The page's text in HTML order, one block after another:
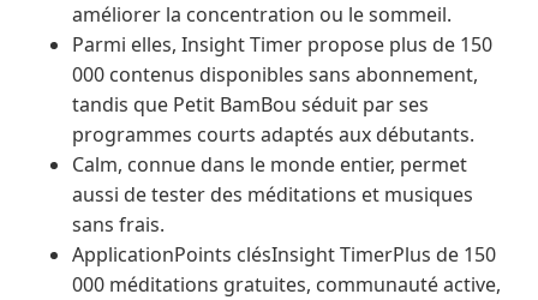
améliorer la concentration ou le sommeil.
Parmi elles, Insight Timer propose plus de 150
000 contenus disponibles sans abonnement,
tandis que Petit BamBou séduit par ses
programmes courts adaptés aux débutants.
Calm, connue dans le monde entier, permet
aussi de tester des méditations et musiques
sans frais.
ApplicationPoints clésInsight TimerPlus de 150
000 méditations gratuites, communauté active,